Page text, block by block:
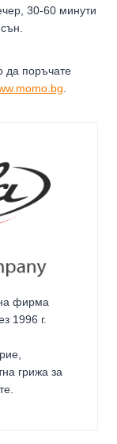
30-60 минути
да поръчате
фирма
1996 г.
грижа за
.